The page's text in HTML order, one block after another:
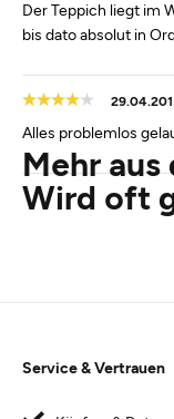
Der Teppich liegt im
bis dato absolut in
Alles problemlos
Mehr
Wird oft
Service & Vertrauen